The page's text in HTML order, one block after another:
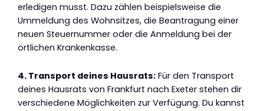
erledigen musst. Dazu zählen beispielsweise die
Ummeldung des Wohnsitzes, die Beantragung einer
neuen Steuernummer oder die Anmeldung bei der
örtlichen Krankenkasse.
4. Transport deines Hausrats: Für den Transport
deines Hausrats von Frankfurt nach Exeter stehen dir
verschiedene Möglichkeiten zur Verfügung. Du kannst